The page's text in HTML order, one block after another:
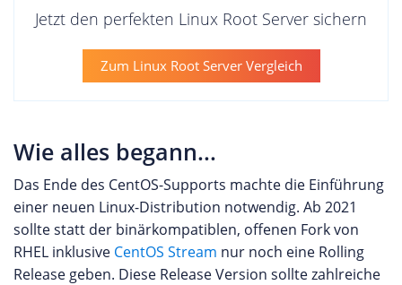
Jetzt den perfekten Linux Root Server sichern
Zum Linux Root Server Vergleich
Wie alles begann...
Das Ende des CentOS-Supports machte die Einführung
einer neuen Linux-Distribution notwendig. Ab 2021
sollte statt der binärkompatiblen, offenen Fork von
RHEL inklusive CentOS Stream nur noch eine Rolling
Release geben. Diese Release Version sollte zahlreiche